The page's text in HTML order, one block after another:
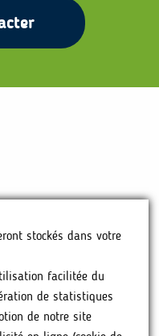
stockés dans votre
facilitée du
de statistiques
de notre site